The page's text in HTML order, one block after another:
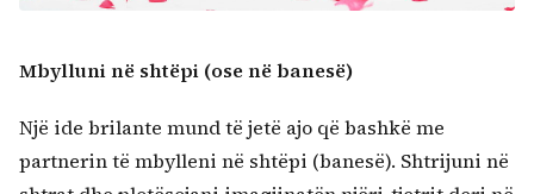
Mbylluni në shtëpi (ose në banesë)
Një ide brilante mund të jetë ajo që bashkë me
partnerin të mbylleni në shtëpi (banesë). Shtrijuni në